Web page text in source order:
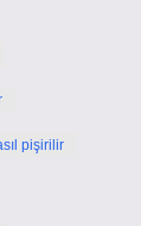
pişirilir